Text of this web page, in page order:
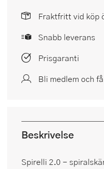
Fraktfritt vid köp
Snabb leverans
Prisgaranti
Bli medlem och
Beskrivelse
Spirelli 2.0 -